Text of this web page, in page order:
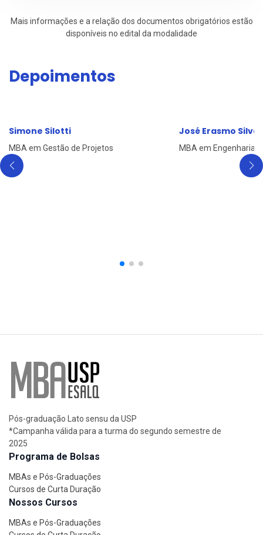
Mais informações e a relação dos documentos obrigatórios estão
disponíveis no edital da modalidade
Depoimentos
Simone Silotti
MBA em Gestão de Projetos
José Erasmo Silva
MBA em Engenharia
Pós-graduação Lato sensu da USP
*Campanha válida para a turma do segundo semestre de
2025
Programa de Bolsas
MBAs e Pós-Graduações
Cursos de Curta Duração
Nossos Cursos
MBAs e Pós-Graduações